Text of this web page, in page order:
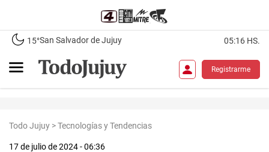
15°San Salvador de Jujuy 05:16 HS.
Registrarme
Todo Jujuy >Tecnologías y Tendencias
17 de julio de 2024 - 06:36